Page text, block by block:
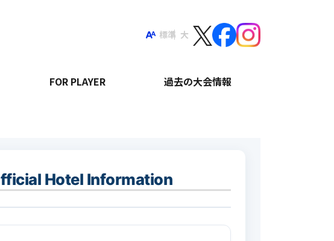
標準 大
FOR PLAYER 過去の大会情報
Hotel Information